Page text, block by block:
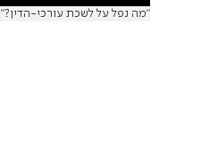
"מה נפל על לשכת עורכי-הדין?"